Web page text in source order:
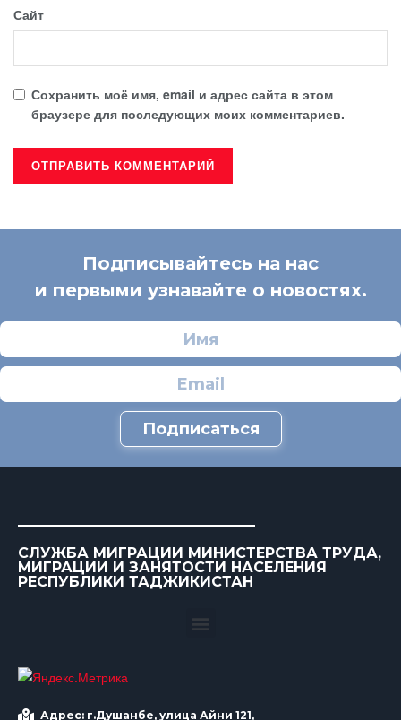
Сайт
Сохранить моё имя, email и адрес сайта в этом
браузере для последующих моих комментариев.
Подписывайтесь на нас
и первыми узнавайте о новостях.
Подписаться
СЛУЖБА МИГРАЦИИ МИНИСТЕРСТВА ТРУДА,
МИГРАЦИИ И ЗАНЯТОСТИ НАСЕЛЕНИЯ
РЕСПУБЛИКИ ТАДЖИКИСТАН
Адрес: г.Душанбе, улица Айни 121,